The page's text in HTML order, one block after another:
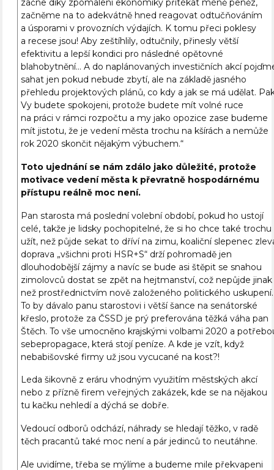
začne díky zpomalení ekonomiky přitékat méně peněz,
začněme na to adekvátně hned reagovat odtučňováním
a úsporami v provozních výdajích. K tomu přeci poklesy
a recese jsou! Aby zeštíhlily, odtučnily, přinesly větší
efektivitu a lepší kondici pro následné opětovné
blahobytnění… A do naplánovaných investičních akcí
sahat jen pokud nebude zbytí, ale na základě jasného
přehledu projektových plánů, co kdy a jak se má udělat.
Vy budete spokojeni, protože budete mít volné ruce
na práci v rámci rozpočtu a my jako opozice zase budeme
mít jistotu, že je vedení města trochu na kšírách a nemůže
rok 2020 skončit nějakým výbuchem.“
Toto ujednání se nám zdálo jako důležité, protože
motivace vedení města k převratně hospodárnému
přístupu reálně moc není.
Pan starosta má poslední volební období, pokud ho ustojí
celé, takže je lidsky pochopitelné, že si ho chce také trochu
užít, než půjde sekat to dříví na zimu, koaliční slepenec
doprava „všichni proti HSR+S“ drží pohromadě jen
dlouhodobější zájmy a navíc se bude asi štěpit se snahou
zimolovců dostat se zpět na hejtmanství, což nepůjde jinak
než prostřednictvím nově založeného politického uskupení.
To by dávalo panu starostovi i větší šance na senátorské
křeslo, protože za ČSSD je prý preferována těžká váha pan
Štěch. To vše umocněno krajskými volbami 2020 a
sebepropagace, která stojí peníze. A kde je vzít, když
nebabišovské firmy už jsou vycucané na kost?!
Leda šikovně z eráru vhodným využitím městských akcí
nebo z přízně firem veřejných zakázek, kde se na nějakou
tu kačku nehledí a dýchá se dobře.
Vedoucí odborů odchází, náhrady se hledají těžko, v radě
těch pracantů také moc není a pár jedinců to neutáhne.
Ale uvidíme, třeba se mýlíme a budeme mile překvapeni